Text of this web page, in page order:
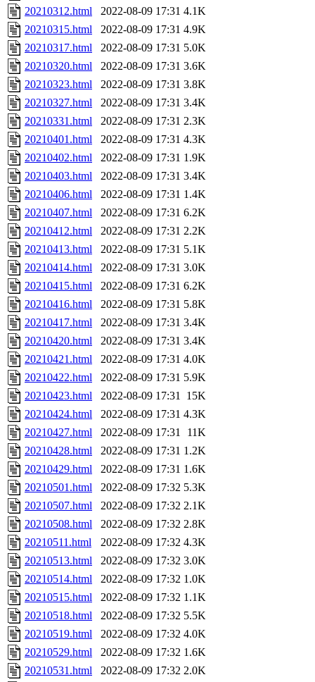
20210312.html
2022-08-09 17:31 4.1K
20210315.html
2022-08-09 17:31 4.9K
20210317.html
2022-08-09 17:31 5.0K
20210320.html
2022-08-09 17:31 3.6K
20210323.html
2022-08-09 17:31 3.8K
20210327.html
2022-08-09 17:31 3.4K
20210331.html
2022-08-09 17:31 2.3K
20210401.html
2022-08-09 17:31 4.3K
20210402.html
2022-08-09 17:31 1.9K
20210403.html
2022-08-09 17:31 3.4K
20210406.html
2022-08-09 17:31 1.4K
20210407.html
2022-08-09 17:31 6.2K
20210412.html
2022-08-09 17:31 2.2K
20210413.html
2022-08-09 17:31 5.1K
20210414.html
2022-08-09 17:31 3.0K
20210415.html
2022-08-09 17:31 6.2K
20210416.html
2022-08-09 17:31 5.8K
20210417.html
2022-08-09 17:31 3.4K
20210420.html
2022-08-09 17:31 3.4K
20210421.html
2022-08-09 17:31 4.0K
20210422.html
2022-08-09 17:31 5.9K
20210423.html
2022-08-09 17:31 15K
20210424.html
2022-08-09 17:31 4.3K
20210427.html
2022-08-09 17:31
11K
20210428.html
2022-08-09 17:31 1.2K
20210429.html
2022-08-09 17:31 1.6K
20210501.html
2022-08-09 17:32 5.3K
20210507.html
2022-08-09 17:32 2.1K
20210508.html
2022-08-09 17:32 2.8K
20210511.html
2022-08-09 17:32 4.3K
20210513.html
2022-08-09 17:32 3.0K
20210514.html
2022-08-09 17:32 1.0K
20210515.html
2022-08-09 17:32 1.1K
20210518.html
2022-08-09 17:32 5.5K
20210519.html
2022-08-09 17:32 4.0K
20210529.html
2022-08-09 17:32 1.6K
20210531.html
2022-08-09 17:32 2.0K